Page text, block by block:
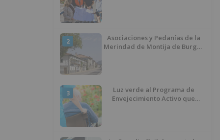
2
Asociaciones y Pedanías de la
Merindad de Montija de Burgos
3
Luz verde al Programa de
Envejecimiento Activo que